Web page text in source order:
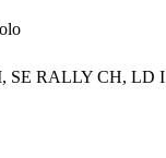
RALLY CH, LD I